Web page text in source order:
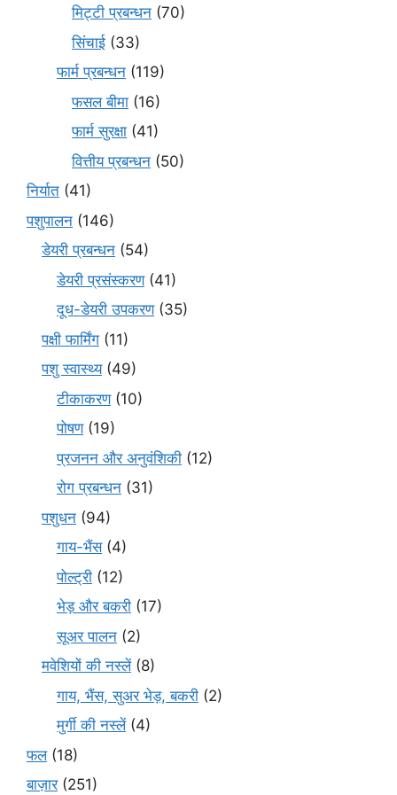
मि‌ट्टी प्रबन्धन (70)
सिंचाई (33)
फार्म प्रबन्धन (119)
फसल बीमा (16)
फार्म सुरक्षा (41)
वित्तीय प्रबन्धन (50)
निर्यात (41)
पशुपालन (146)
डेयरी प्रबन्धन (54)
डेयरी प्रसंस्करण(41)
दूध-डेयरी उपकरण(35)
पक्षी फार्मिंग (11)
पशु स्वास्थ्य(49)
टीकाकरण(10)
पोषण(19)
प्रजनन और अनुवंशिकी (12)
रोग प्रबन्धन (31)
पशुधन (94)
गाय-भैंस(4)
पोल्ट्री (12)
भेड़ और बकरी (17)
सूअर पालन (2)
मवेशियों की नस्लें(8)
गाय, भैंस, सुअर भेड़, बकरी (2)
मुर्गी की नस्लें(4)
फल(18)
बाज़ार(251)